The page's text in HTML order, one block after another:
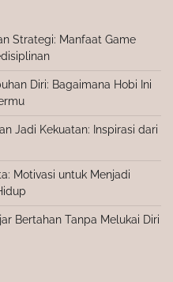
Strategi: Manfaat Game
Diri: Bagaimana Hobi Ini
Jadi Kekuatan: Inspirasi dari
Motivasi untuk Menjadi
Bertahan Tanpa Melukai Diri